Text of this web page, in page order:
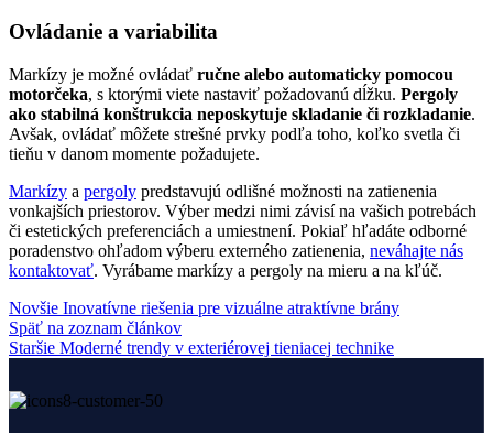
Ovládanie a variabilita
Markízy je možné ovládať ručne alebo automaticky pomocou
motorčeka, s ktorými viete nastaviť požadovanú dĺžku. Pergoly
ako stabilná konštrukcia neposkytuje skladanie či rozkladanie.
Avšak, ovládať môžete strešné prvky podľa toho, koľko svetla či
tieňu v danom momente požadujete.
Markízy a pergoly predstavujú odlišné možnosti na zatienenia
vonkajších priestorov. Výber medzi nimi závisí na vašich potrebách
či estetických preferenciách a umiestnení. Pokiaľ hľadáte odborné
poradenstvo ohľadom výberu externého zatienenia, neváhajte nás
kontaktovať. Vyrábame markízy a pergoly na mieru a na kľúč.
Novšie Inovatívne riešenia pre vizuálne atraktívne brány
Späť na zoznam článkov
Staršie Moderné trendy v exteriérovej tieniacej technike